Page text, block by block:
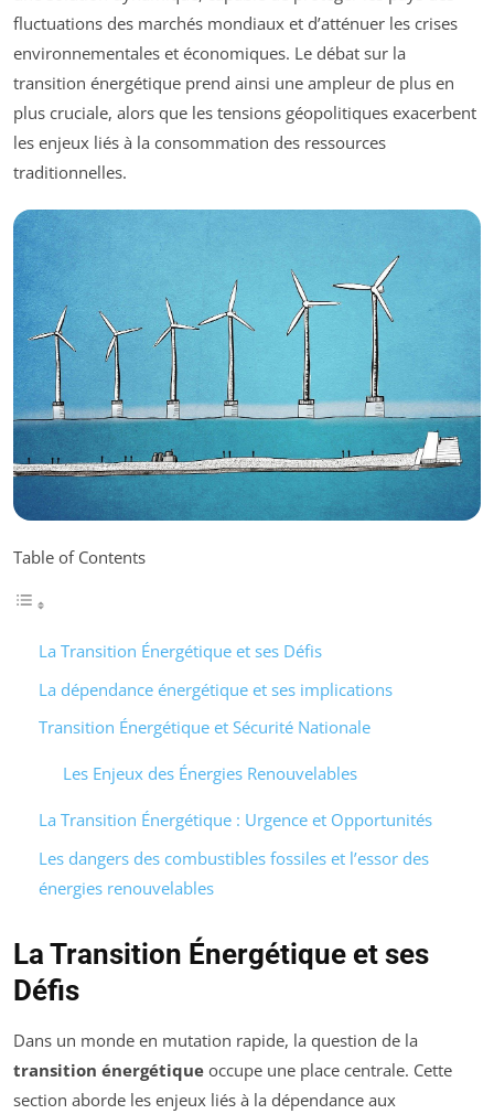
fluctuations des marchés mondiaux et d’atténuer les crises
environnementales et économiques. Le débat sur la
transition énergétique prend ainsi une ampleur de plus en
plus cruciale, alors que les tensions géopolitiques exacerbent
les enjeux liés à la consommation des ressources
traditionnelles.
Table of Contents
La Transition Énergétique et ses Défis
La dépendance énergétique et ses implications
Transition Énergétique et Sécurité Nationale
Les Enjeux des Énergies Renouvelables
La Transition Énergétique : Urgence et Opportunités
Les dangers des combustibles fossiles et l’essor des
énergies renouvelables
La Transition Énergétique et ses
Défis
Dans un monde en mutation rapide, la question de la
transition énergétique occupe une place centrale. Cette
section aborde les enjeux liés à la dépendance aux